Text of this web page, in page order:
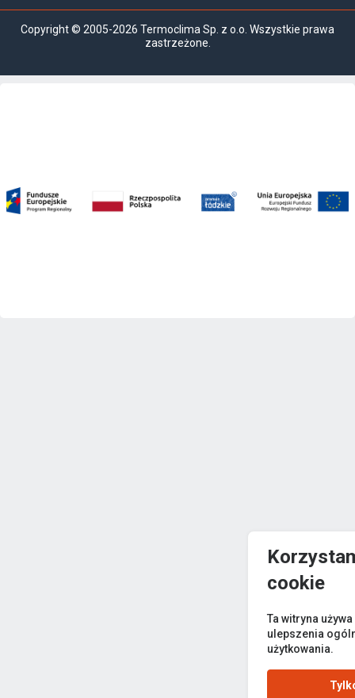
Copyright © 2005-2026 Termoclima Sp. z o.o. Wszystkie prawa
zastrzeżone.
cookie
Ta witryna
ulepszenia
użytkowania.